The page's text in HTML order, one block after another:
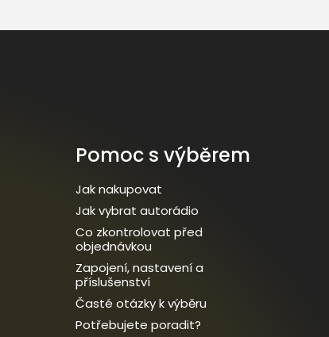
Pomoc s výběrem
Jak nakupovat
Jak vybrat autorádio
Co zkontrolovat před
objednávkou
Zapojení, nastavení a
příslušenství
Časté otázky k výběru
Potřebujete poradit?